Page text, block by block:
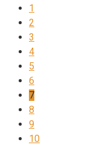
1
2
3
4
5
6
7
8
9
10